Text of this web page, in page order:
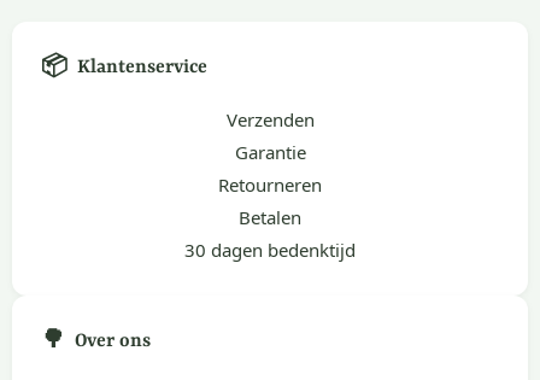
📦 Klantenservice
Verzenden
Garantie
Retourneren
Betalen
30 dagen bedenktijd
🌳 Over ons